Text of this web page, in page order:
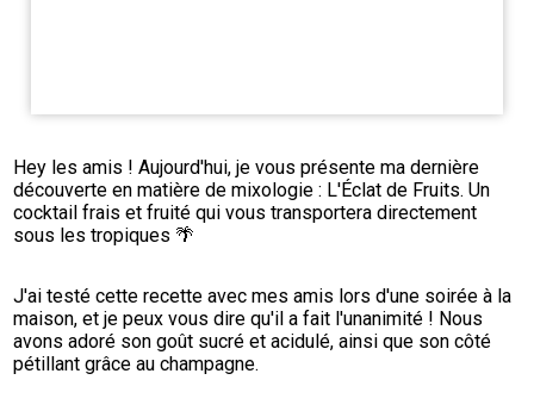
Hey les amis ! Aujourd'hui, je vous présente ma dernière
découverte en matière de mixologie : L'Éclat de Fruits. Un
cocktail frais et fruité qui vous transportera directement
sous les tropiques 🌴
J'ai testé cette recette avec mes amis lors d'une soirée à la
maison, et je peux vous dire qu'il a fait l'unanimité ! Nous
avons adoré son goût sucré et acidulé, ainsi que son côté
pétillant grâce au champagne.